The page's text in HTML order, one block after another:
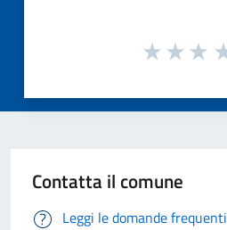
Contatta il comune
Leggi le domande frequenti